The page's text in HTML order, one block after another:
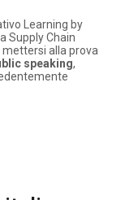
Learning by
Supply Chain
alla prova
speaking,